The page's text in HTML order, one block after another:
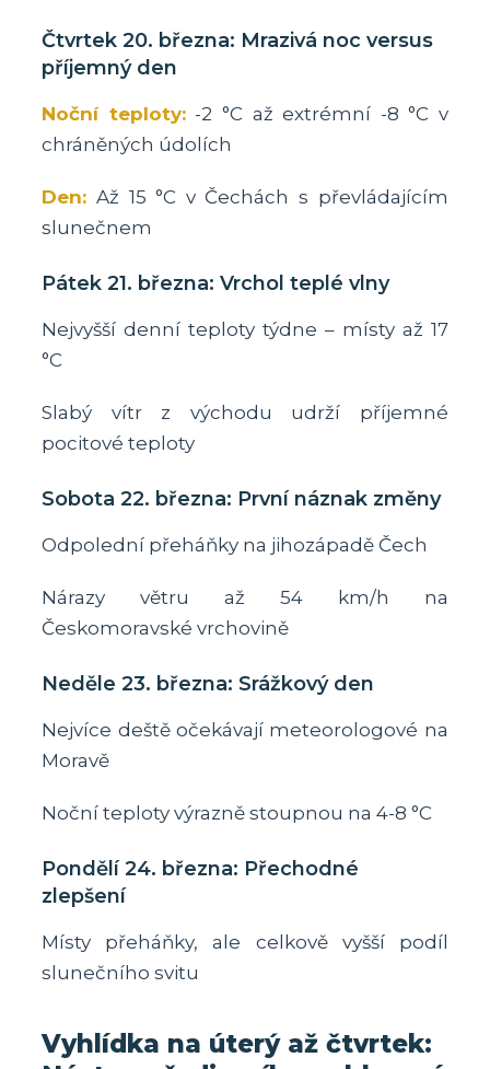
Čtvrtek 20. března: Mrazivá noc versus
příjemný den
Noční teploty:-2 °C až extrémní -8 °C v
chráněných údolích
Den: Až 15 °C v Čechách s převládajícím
slunečnem
Pátek 21. března: Vrchol teplé vlny
Nejvyšší denní teploty týdne – místy až 17
°C
Slabý vítr z východu udrží příjemné
pocitové teploty
Sobota 22. března: První náznak změny
Odpolední přeháňky na jihozápadě Čech
Nárazy větru až 54 km/h na
Českomoravské vrchovině
Neděle 23. března: Srážkový den
Nejvíce deště očekávají meteorologové na
Moravě
Noční teploty výrazně stoupnou na 4-8 °C
Pondělí 24. března: Přechodné
zlepšení
Místy přeháňky, ale celkově vyšší podíl
slunečního svitu
Vyhlídka na úterý až čtvrtek: